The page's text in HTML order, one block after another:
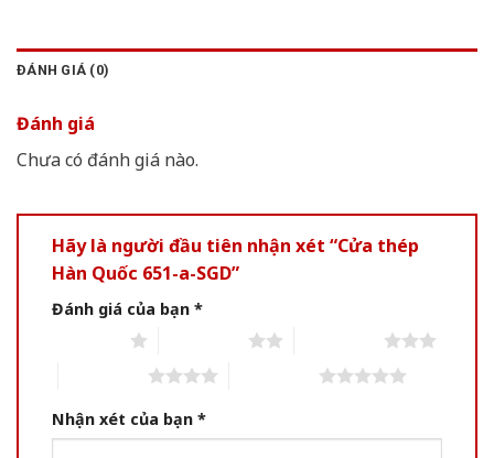
ĐÁNH GIÁ (0)
Đánh giá
Chưa có đánh giá nào.
Hãy là người đầu tiên nhận xét “Cửa thép
Hàn Quốc 651-a-SGD”
Đánh giá của bạn *
Nhận xét của bạn *